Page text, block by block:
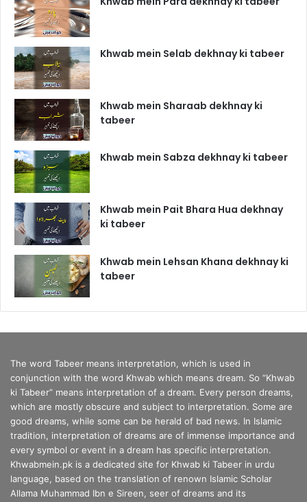
Khwab mein Selab dekhnay ki tabeer
Khwab mein Sharaab dekhnay ki
tabeer
Khwab mein Sabza dekhnay ki tabeer
Khwab mein Pait Bhara Hua dekhnay
ki tabeer
Khwab mein Lehsan Khana dekhnay ki
tabeer
The word Tabeer means interpretation, which is used in
conjunction with the word Khwab which means dream. So “Khwab
ki Tabeer” means interpretation of a dream. Every person dreams,
which are mostly obscure and subject to interpretation. Some are
good dreams, while some can be herald of bad news. In Islamic
tradition, interpretation of dreams are of immense importance and
every symbol or event in a dream has specific interpretation.
Khwabmein.pk is a dedicated site for Khwab ki Tabeer in urdu
language, based on the translation of renown Islamic Scholar
Allama Muhammad Ibn e Sireen, seer of dreams and its